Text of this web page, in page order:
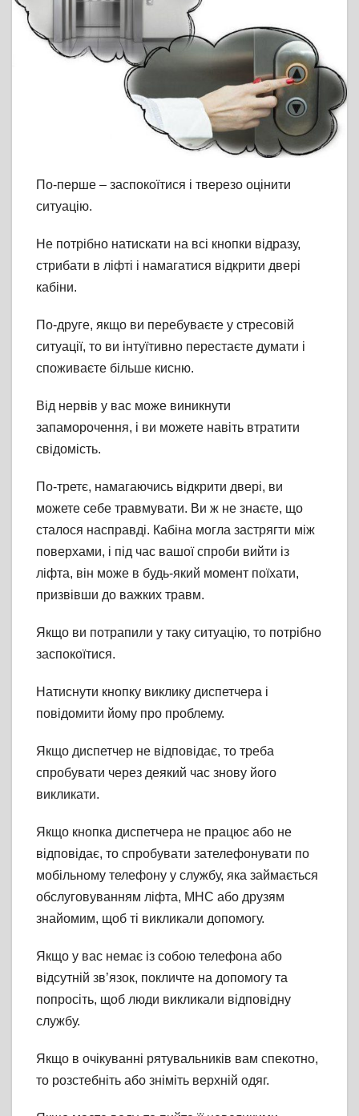
По-перше – заспокоїтися і тверезо оцінити
ситуацію.
Не потрібно натискати на всі кнопки відразу,
стрибати в ліфті і намагатися відкрити двері
кабіни.
По-друге, якщо ви перебуваєте у стресовій
ситуації, то ви інтуїтивно перестаєте думати і
споживаєте більше кисню.
Від нервів у вас може виникнути
запаморочення, і ви можете навіть втратити
свідомість.
По-третє, намагаючись відкрити двері, ви
можете себе травмувати. Ви ж не знаєте, що
сталося насправді. Кабіна могла застрягти між
поверхами, і під час вашої спроби вийти із
ліфта, він може в будь-який момент поїхати,
призвівши до важких травм.
Якщо ви потрапили у таку ситуацію, то потрібно
заспокоїтися.
Натиснути кнопку виклику диспетчера і
повідомити йому про проблему.
Якщо диспетчер не відповідає, то треба
спробувати через деякий час знову його
викликати.
Якщо кнопка диспетчера не працює або не
відповідає, то спробувати зателефонувати по
мобільному телефону у службу, яка займається
обслуговуванням ліфта, МНС або друзям
знайомим, щоб ті викликали допомогу.
Якщо у вас немає із собою телефона або
відсутній зв’язок, покличте на допомогу та
попросіть, щоб люди викликали відповідну
службу.
Якщо в очікуванні рятувальників вам спекотно,
то розстебніть або зніміть верхній одяг.